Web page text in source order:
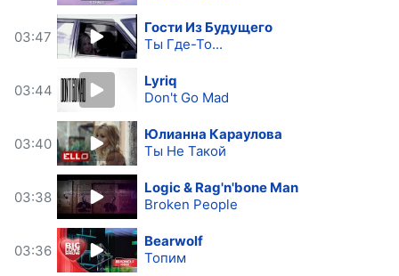
03:47
Гости Из Будущего
Ты Где-То...
03:44
Lyriq
Don't Go Mad
03:40
Юлианна Караулова
Ты Не Такой
03:38
Logic & Rag'n'bone Man
Broken People
03:36
Bearwolf
Топим